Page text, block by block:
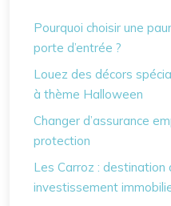
Pourquoi choisir une
porte d’entrée ?
Louez des décors
à thème Halloween
Changer d’assurance
protection
Les Carroz : destination
investissement